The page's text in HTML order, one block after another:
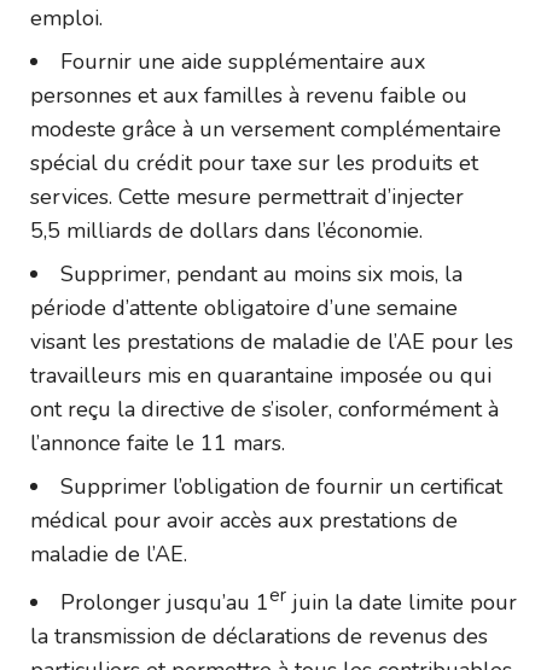
emploi.
Fournir une aide supplémentaire aux
personnes et aux familles à revenu faible ou
modeste grâce à un versement complémentaire
spécial du crédit pour taxe sur les produits et
services. Cette mesure permettrait d’injecter
5,5 milliards de dollars dans l’économie.
Supprimer, pendant au moins six mois, la
période d’attente obligatoire d’une semaine
visant les prestations de maladie de l’AE pour les
travailleurs mis en quarantaine imposée ou qui
ont reçu la directive de s’isoler, conformément à
l’annonce faite le 11 mars.
Supprimer l’obligation de fournir un certificat
médical pour avoir accès aux prestations de
maladie de l’AE.
Prolonger jusqu’au 1er juin la date limite pour
la transmission de déclarations de revenus des